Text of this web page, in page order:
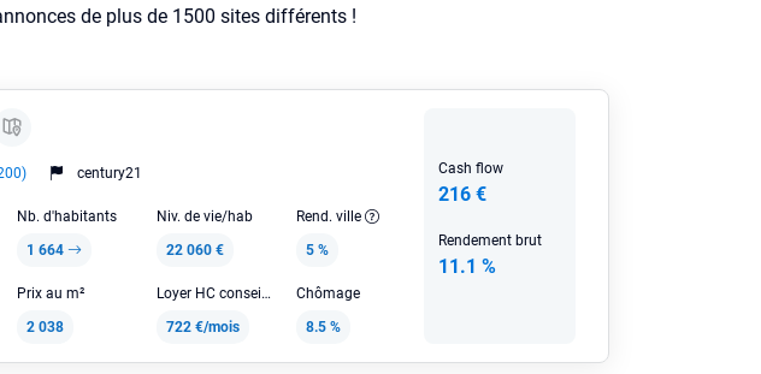
de plus de 1500 sites différents !
century21
Nb. d'habitants
1 664
Niv. de vie/hab
22 060 €
Rend. ville
5 %
Prix au m²
2 038
Loyer HC conseillé
722 €/mois
Chômage
8.5 %
Cash flow
216 €
Rendement brut
11.1 %